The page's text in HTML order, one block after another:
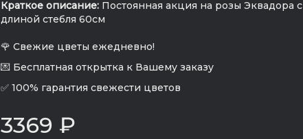
Краткое описание:Постоянная акция на розы Эквадора с
длиной стебля 60см
🌹 Свежие цветы ежедневно!
💌 Бесплатная открытка к Вашему заказу
✅ 100% гарантия свежести цветов
3369 ₽